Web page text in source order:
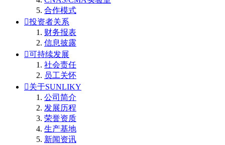
合作模式
投资者关系
财务报表
信息披露
可持续发展
社会责任
员工关怀
关于SUNLIKY
公司简介
发展历程
荣誉资质
生产基地
新闻资讯